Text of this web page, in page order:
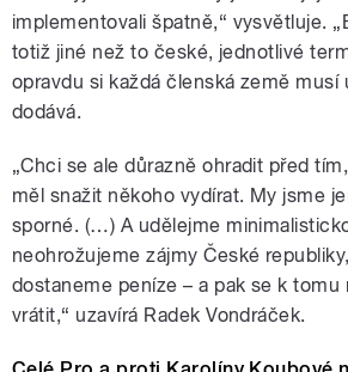
implementovali špatně,“ vysvětluje.
totiž jiné než to české, jednotlivé
opravdu si každá členská země musí
dodává.
„Chci se ale důrazně ohradit před
měl snažit někoho vydírat. My jsme
sporné. (…) A udělejme
neohrožujeme zájmy České
dostaneme peníze – a pak se k tomu
vrátit,“ uzavírá Radek Vondráček.